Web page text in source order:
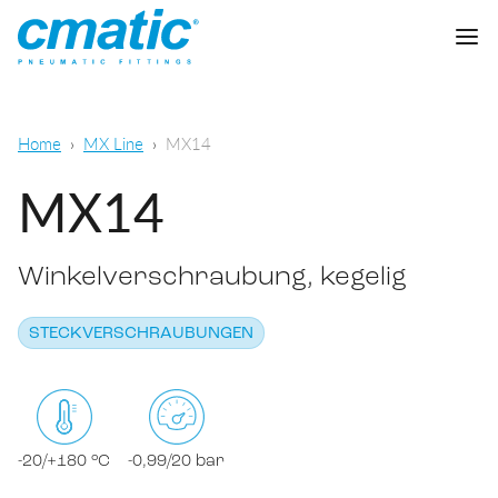
Schnellverschraubungen
Schneidringverschraubungen
Standardverschraubungen
Lebensmittel- und chemisch-
pharmazeutischer Sektor
Cmatic Lab
Qualität
Vertriebsnetz
Download
KATALOG DOWNLOADEN
Home MX Line MX14
MX14
Winkelverschraubung, kegelig
STECKVERSCHRAUBUNGEN
-20/+180 °C -0,99/20 bar